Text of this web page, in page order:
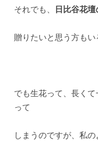
それでも、 日比谷花
贈りたいと思う方もい
でも生花って、長く
って
しまうのですが、私